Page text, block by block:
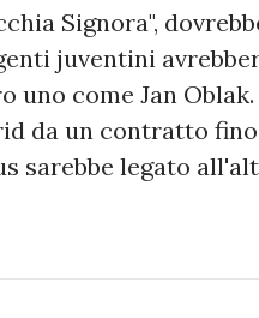
Signora",
juventini
uno come Jan
da un contratto
sarebbe legato